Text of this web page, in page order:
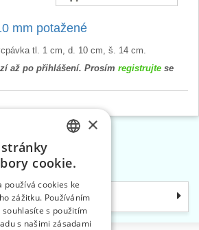
mm potažené
tl. 1 cm, d. 10 cm, š. 14 cm.
až po přihlášení. Prosím registrujte se
« 1
ENGLISH
GERMAN
×
cookie.
používá cookies ke
zážitku. Používáním
s použitím
s našimi zásadami